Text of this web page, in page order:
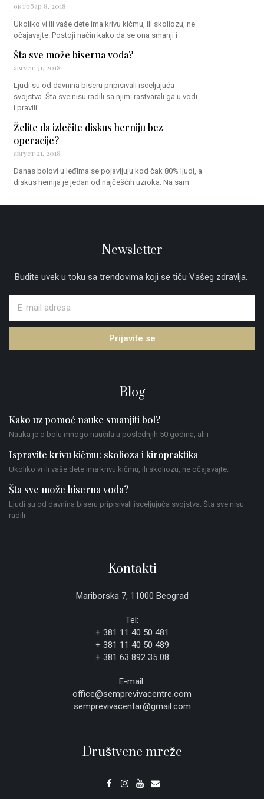
октобар 8, 2018
Ukoliko vi ili vaše dete ima krivu kičmu, ili skoliozu, ne
očajavajte. Postoji način kako da se ona smanji i
Šta sve može biserna voda?
август 31, 2018
Ljudi su od davnina biseru pripisivali isceljujuća
svojstva. Šta sve nisu radili sa njim: rastvarali ga u vodi
i pravili
Želite da izlečite diskus herniju bez
operacije?
август 21, 2018
Danas bolovi u leđima se pojavljuju kod čak 80% ljudi, a
diskus hernija je jedan od najčešćih uzroka. Na sam
Newsletter
Budite uvek u toku sa trendovima koji se tiču Vašeg zdravlja.
Prijavite se
Blog
Kako uz pomoć nauke smanjiti bol?
Nauka je o bolu mnogo naučila u poslednjih 50 godina, ali i
Ispravite krivu kičmu: skolioza i kiropraktika
Ukoliko vi ili vaše dete ima krivu kičmu, ili skoliozu, ne očajavajte.
Šta sve može biserna voda?
Ljudi su od davnina biseru pripisivali isceljujuća svojstva. Šta sve nisu
radili
Kontakti
Mariborska 7, 11000 Beograd
Tel:
+ 381 11 40 50 481
+ 381 11 40 50 489
+ 381 63 892 35 08
E-mail:
office@semprevivacentre.com
semprevivacentar@gmail.com
Društvene mreže